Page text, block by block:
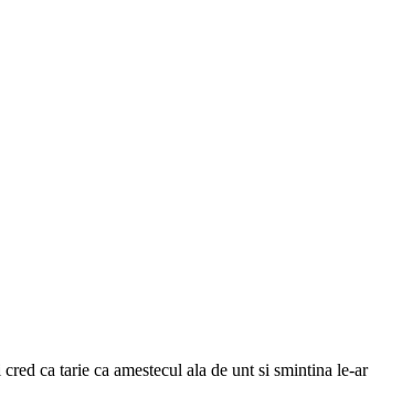
ca tarie ca amestecul ala de unt si smintina le-ar